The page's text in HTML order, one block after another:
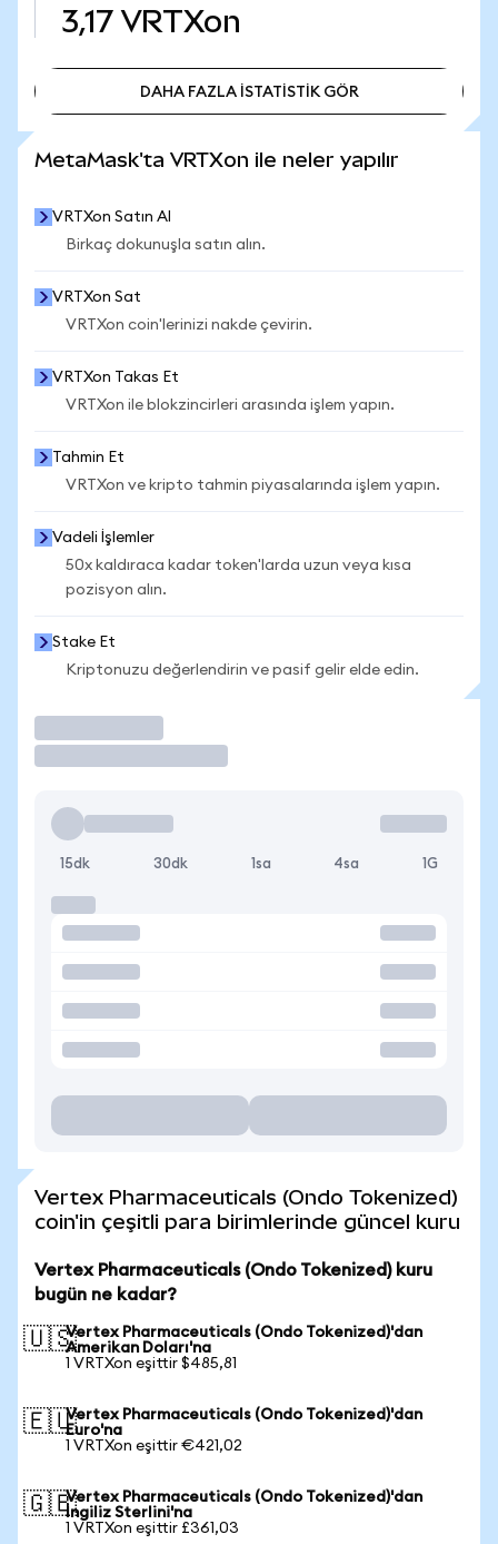
3,17 VRTXon
DAHA FAZLA İSTATİSTİK GÖR
MetaMask'ta VRTXon ile neler yapılır
VRTXon Satın Al
Birkaç dokunuşla satın alın.
VRTXon Sat
VRTXon coin'lerinizi nakde çevirin.
VRTXon Takas Et
VRTXon ile blokzincirleri arasında işlem yapın.
Tahmin Et
VRTXon ve kripto tahmin piyasalarında işlem yapın.
Vadeli İşlemler
50x kaldıraca kadar token'larda uzun veya kısa
pozisyon alın.
Stake Et
Kriptonuzu değerlendirin ve pasif gelir elde edin.
15dk 30dk 1sa 4sa 1G
Vertex Pharmaceuticals (Ondo Tokenized)
coin'in çeşitli para birimlerinde güncel kuru
Vertex Pharmaceuticals (Ondo Tokenized) kuru
bugün ne kadar?
🇺🇸Vertex Pharmaceuticals (Ondo Tokenized)'dan
Amerikan Doları'na
1 VRTXon eşittir $485,81
🇪🇺Vertex Pharmaceuticals (Ondo Tokenized)'dan
Euro'na
1 VRTXon eşittir €421,02
🇬🇧Vertex Pharmaceuticals (Ondo Tokenized)'dan
İngiliz Sterlini'na
1 VRTXon eşittir £361,03